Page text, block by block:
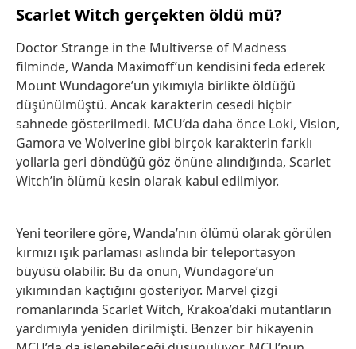
Scarlet Witch gerçekten öldü mü?
Doctor Strange in the Multiverse of Madness
filminde, Wanda Maximoff’un kendisini feda ederek
Mount Wundagore’un yıkımıyla birlikte öldüğü
düşünülmüştü. Ancak karakterin cesedi hiçbir
sahnede gösterilmedi. MCU’da daha önce Loki, Vision,
Gamora ve Wolverine gibi birçok karakterin farklı
yollarla geri döndüğü göz önüne alındığında, Scarlet
Witch’in ölümü kesin olarak kabul edilmiyor.
Yeni teorilere göre, Wanda’nın ölümü olarak görülen
kırmızı ışık parlaması aslında bir teleportasyon
büyüsü olabilir. Bu da onun, Wundagore’un
yıkımından kaçtığını gösteriyor. Marvel çizgi
romanlarında Scarlet Witch, Krakoa’daki mutantların
yardımıyla yeniden dirilmişti. Benzer bir hikayenin